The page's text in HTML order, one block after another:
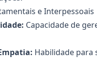
e Interpessoais
Capacidade de
Habilidade para